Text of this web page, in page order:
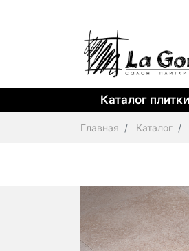
Каталог плитки
Главная Каталог